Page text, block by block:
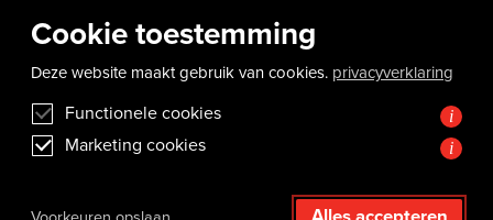
Cookie toestemming
Deze website maakt gebruik van cookies. privacyverklaring
Functionele cookies i
Marketing cookies i